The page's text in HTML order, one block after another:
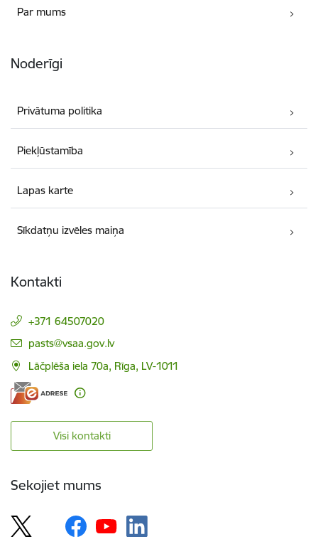
Par mums
Noderīgi
Privātuma politika
Piekļūstamība
Lapas karte
Sīkdatņu izvēles maiņa
Kontakti
+371 64507020
E-pasts:
pasts@vsaa.gov.lv
Lāčplēša iela 70a, Rīga, LV-1011
Visi kontakti
Sekojiet mums